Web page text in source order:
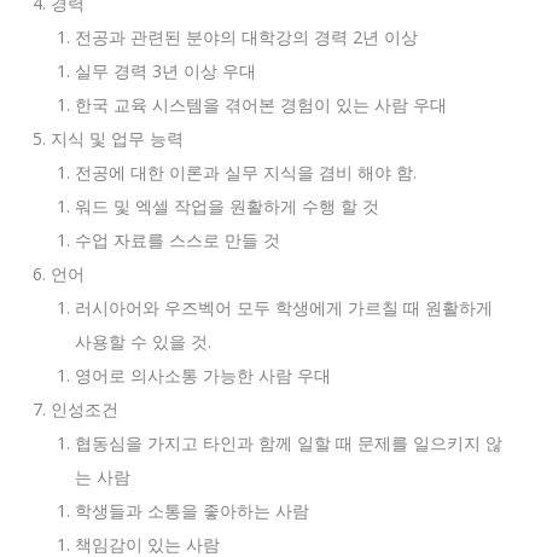
전공과 관련된 분야의 대학강의 경력 2년 이상
실무 경력 3년 이상 우대
한국 교육 시스템을 겪어본 경험이 있는 사람 우대
지식 및 업무 능력
전공에 대한 이론과 실무 지식을 겸비 해야 함.
워드 및 엑셀 작업을 원활하게 수행 할 것
수업 자료를 스스로 만들 것
언어
러시아어와 우즈벡어 모두 학생에게 가르칠 때 원활하게
사용할 수 있을 것.
영어로 의사소통 가능한 사람 우대
인성조건
협동심을 가지고 타인과 함께 일할 때 문제를 일으키지 않
는 사람
학생들과 소통을 좋아하는 사람
책임감이 있는 사람